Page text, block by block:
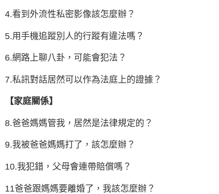
4.看到外流性私密影像該怎麼辦？
5.用手機追蹤別人的行蹤有違法嗎？
6.網路上聊八卦，可能會犯法？
7.私訊對話居然可以作為法庭上的證據？
【家庭關係】
8.爸爸媽媽管我，居然是法律規定的？
9.我被爸爸媽媽打了，該怎麼辦？
10.我犯錯，父母會連帶賠償嗎？
11爸爸跟媽媽要離婚了，我該怎麼辦？